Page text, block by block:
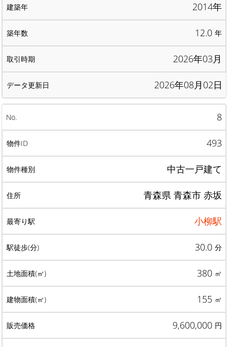
2014年
12.0 年
2026年03月
2026年08月02日
8
493
中古一戸建て
青森県 青森市 赤坂
小柳駅
30.0 分
380 ㎡
155 ㎡
9,600,000 円